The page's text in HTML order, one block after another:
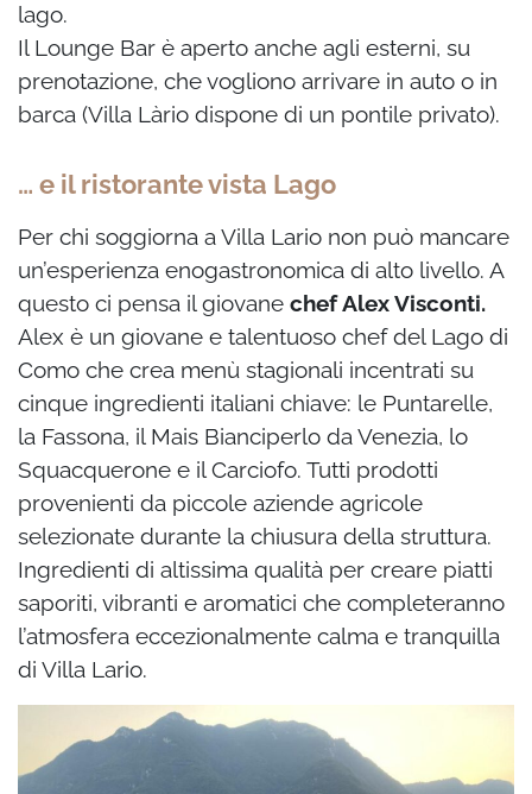
lago.
Il Lounge Bar è aperto anche agli esterni, su
prenotazione, che vogliono arrivare in auto o in
barca (Villa Làrio dispone di un pontile privato).
… e il ristorante vista Lago
Per chi soggiorna a Villa Lario non può mancare
un’esperienza enogastronomica di alto livello. A
questo ci pensa il giovane chef Alex Visconti.
Alex è un giovane e talentuoso chef del Lago di
Como che crea menù stagionali incentrati su
cinque ingredienti italiani chiave: le Puntarelle,
la Fassona, il Mais Bianciperlo da Venezia, lo
Squacquerone e il Carciofo. Tutti prodotti
provenienti da piccole aziende agricole
selezionate durante la chiusura della struttura.
Ingredienti di altissima qualità per creare piatti
saporiti, vibranti e aromatici che completeranno
l’atmosfera eccezionalmente calma e tranquilla
di Villa Lario.